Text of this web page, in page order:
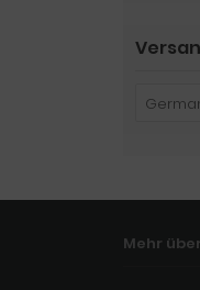
Mehr